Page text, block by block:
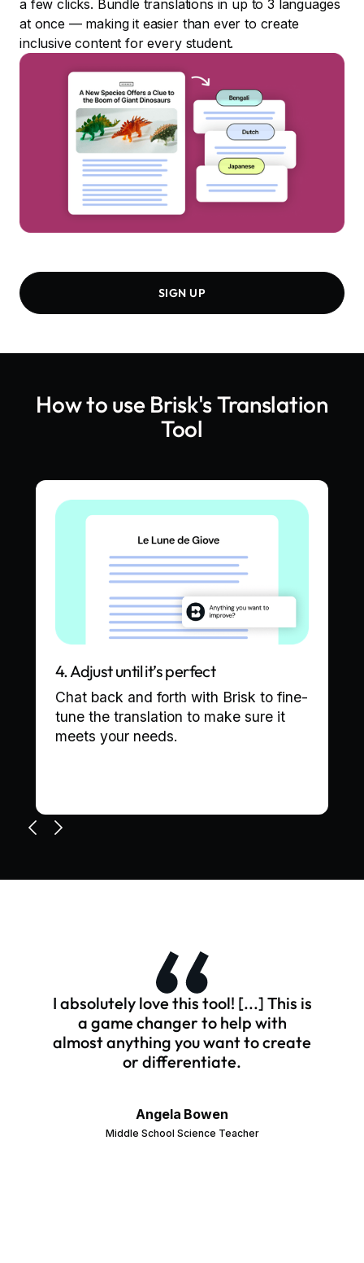
a few clicks. Bundle translations in up to 3 languages
at once — making it easier than ever to create
inclusive content for every student.
SIGN UP
How to use Brisk'sTranslation
Tool
4. Adjust until it’s perfect
Chat back and forth with Brisk to fine-
tune the translation to make sure it
meets your needs.
I absolutely love this tool! [...] This is
a game changer to help with
almost anything you want to create
or differentiate.
Angela Bowen
Middle School Science Teacher